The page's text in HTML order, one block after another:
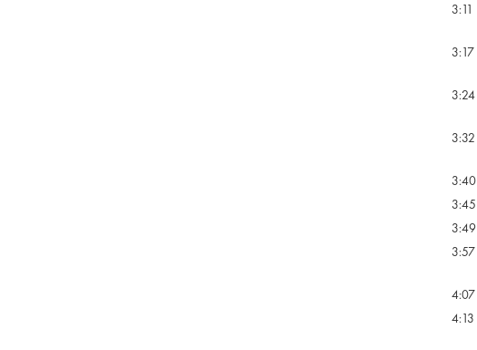
3:11
3:17
3:24
3:32
3:40
3:45
3:49
3:57
4:07
4:13